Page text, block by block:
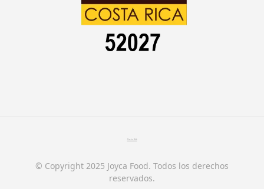
© Copyright 2025 Joyca Food. Todos los derechos
reservados.
Diseño Web